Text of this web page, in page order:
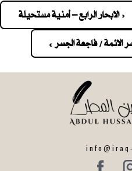
« الابحار الرابع – أمنية مستحيلة
الائمة / فاجعة الجسر »